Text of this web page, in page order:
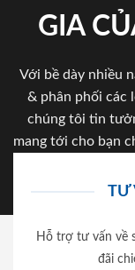
GIA
Với bề dày nhiều
& phân phối các
chúng tôi tin
mang tới cho bạn
TƯ
Hỗ trợ tư vấn về
đãi